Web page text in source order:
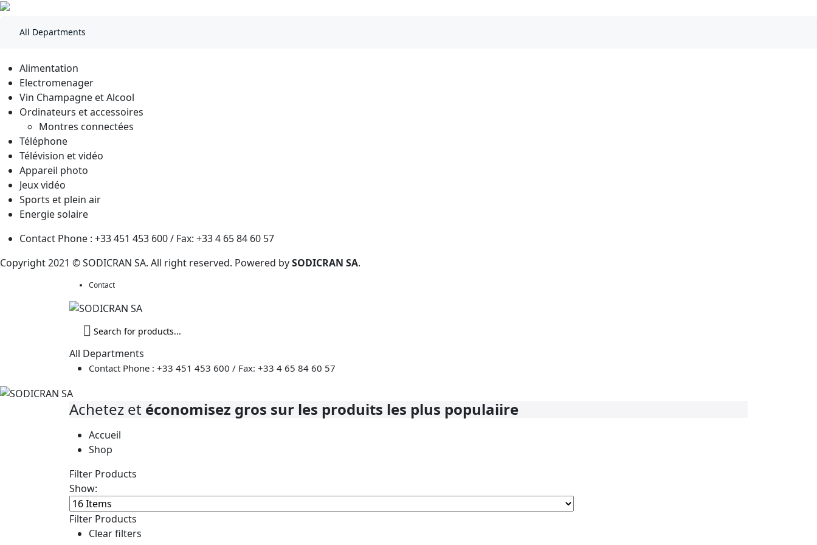
All Departments
Alimentation
Electromenager
Vin Champagne et Alcool
Ordinateurs et accessoires
Montres connectées
Téléphone
Télévision et vidéo
Appareil photo
Jeux vidéo
Sports et plein air
Energie solaire
Contact Phone : +33 451 453 600 / Fax: +33 4 65 84 60 57
Copyright 2021 © SODICRAN SA. All right reserved. Powered bySODICRAN SA.
Contact
produits
All Departments
Contact Phone : +33 451 453 600 / Fax: +33 4 65 84 60 57
Achetez et économisez gros sur les produits les plus populaiire
Accueil
Shop
Filter Products
Show:
Filter Products
Clear filters